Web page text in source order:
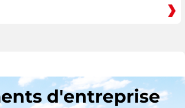
d'entreprise